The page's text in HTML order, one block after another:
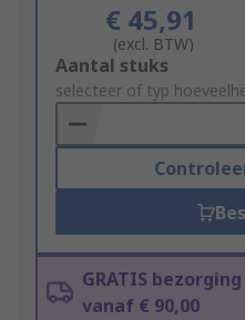
€ 45,91
(excl. BTW)
Add
to
Basket
Aantal stuks
selecteer of typ
GRATIS
vanaf € 90,00